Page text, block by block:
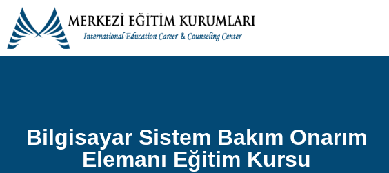
Bilgisayar Sistem Bakım Onarım
Elemanı Eğitim Kursu